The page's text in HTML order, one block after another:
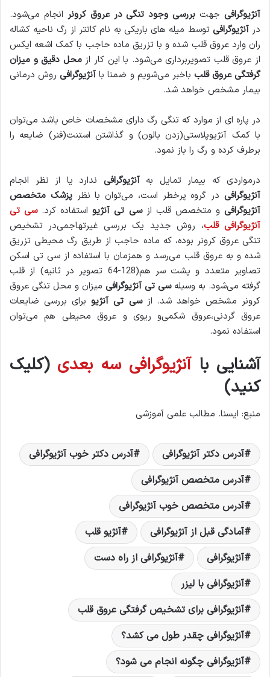
آنژیوگرافیجهت بررسی وجود تنگی در عروق کرونر انجام می‌شود.
درآنژیوگرافی توسط میله های باریکی به نام کاتتر از رگ ناحیه کشاله
ران وارد عروق قلب شده و با تزریق ماده حاجب با کمک اشعه ایکس
از عروق قلب تصویربرداری می‌شود. با این کار ازمحل دقیق و میزان
گرفتگی عروق قلب باخبر می‌شویم و ضمنا با آنژیوگرافیروش درمانی
بیمار مشخص خواهد شد.
در پاره ای از موارد که تنگی رگ دارای مشخصات خاص باشد می‌توان
با کمک آنژیوپلاستی(زدن بالون) و گذاشتن استنت(فنر) ضایعه را
برطرف کرده و رگ را باز نمود.
درمواردی که بیمار تمایل بهآنژیوگرافی ندارد یا از نظر انجام
آنژیوگرافیدر گروه پرخطر است، می‌توان با نظرپزشک متخصص
آنژیوگرافیو متخصص قلب ازسی تی آنژیواستفاده کرد.سی تی
آنژیوگرافی قلب، روش جدید یک بررسی غیرتهاجمی‌در تشخیص
تنگی عروق کرونر بوده، که ماده حاجب از طریق رگ محیطی تزریق
شده و به عروق قلب می‌رسد و همزمان با استفاده از سی تی اسکن
تصاویر متعدد و پشت سر هم(128-64 تصویر در ثانیه) از قلب
گرفته می‌شود. به وسیلهسی تی آنژیوگرافی میزان و محل تنگی عروق
کرونر مشخص خواهد شد. ازسی تی آنژیوبرای بررسی ضایعات
عروق گردنی،عروق شکمی‌و ریوی و عروق محیطی هم می‌توان
استفاده نمود.
آشنایی باآنژیوگرافی سه بعدی (کلیک
کنید)
منبع: ایسنا. مطالب علمی آموزشی
آدرس دکتر آنژیوگرافی
آدرس دکتر خوب آنژیوگرافی
آدرس متخصص آنژیوگرافی
آدرس متخصص خوب آنژیوگرافی
آمادگی قبل از آنژیوگرافی
آنژیو قلب
آنژیوگرافی
آنژیوگرافی از راه دست
آنژیوگرافی با لیزر
آنژیوگرافی برای تشخیص گرفتگی عروق قلب
آنژیوگرافی چقدر طول می کشد؟
آنژیوگرافی چگونه انجام می شود؟